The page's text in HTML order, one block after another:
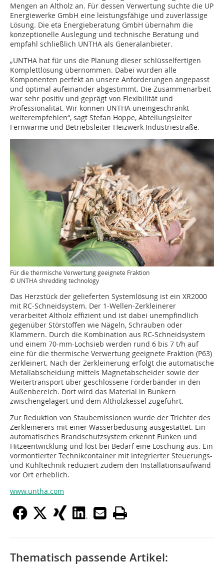
Mengen an Altholz an. Für dessen Verwertung suchte die UP
Energiewerke GmbH eine leistungsfähige und zuverlässige
Lösung. Die eta Energieberatung GmbH übernahm die
konzeptionelle Auslegung und technische Beratung und
empfahl schließlich UNTHA als Generalanbieter.
„UNTHA hat für uns die Planung dieser schlüsselfertigen
Komplettlösung übernommen. Dabei wurden alle
Komponenten perfekt an unsere Anforderungen angepasst
und optimal aufeinander abgestimmt. Die Zusammenarbeit
war sehr positiv und geprägt von Flexibilität und
Professionalität. Wir können UNTHA uneingeschränkt
weiterempfehlen“, sagt Stefan Hoppe, Abteilungsleiter
Fernwärme und Betriebsleiter Heizwerk Industriestraße.
Für die thermische Verwertung geeignete Fraktion
© UNTHA shredding technology
Das Herzstück der gelieferten Systemlösung ist ein XR2000
mit RC-Schneidsystem. Der 1-Wellen-Zerkleinerer
verarbeitet Altholz effizient und ist dabei unempfindlich
gegenüber Störstoffen wie Nägeln, Schrauben oder
Klammern. Durch die Kombination aus RC-Schneidsystem
und einem 70-mm-Lochsieb werden rund 6 bis 7 t/h auf
eine für die thermische Verwertung geeignete Fraktion (P63)
zerkleinert. Nach der Zerkleinerung erfolgt die automatische
Metallabscheidung mittels Magnetabscheider sowie der
Weitertransport über geschlossene Förderbänder in den
Außenbereich. Dort wird das Material in Bunkern
zwischengelagert und dem Altholzkessel zugeführt.
Zur Reduktion von Staubemissionen wurde der Trichter des
Zerkleinerers mit einer Wasserbedüsung ausgestattet. Ein
automatisches Brandschutzsystem erkennt Funken und
Hitzeentwicklung und löst bei Bedarf eine Löschung aus. Ein
vormontierter Technikcontainer mit integrierter Steuerungs-
und Kühltechnik reduziert zudem den Installationsaufwand
vor Ort erheblich.
www.untha.com
Thematisch passende Artikel: